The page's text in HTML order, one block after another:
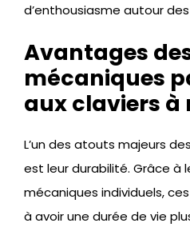
d’enthousiasme autour
Avantages
mécaniques
aux claviers
L’un des atouts majeurs
est leur durabilité. Grâce à
mécaniques individuels,
à avoir une durée de vie